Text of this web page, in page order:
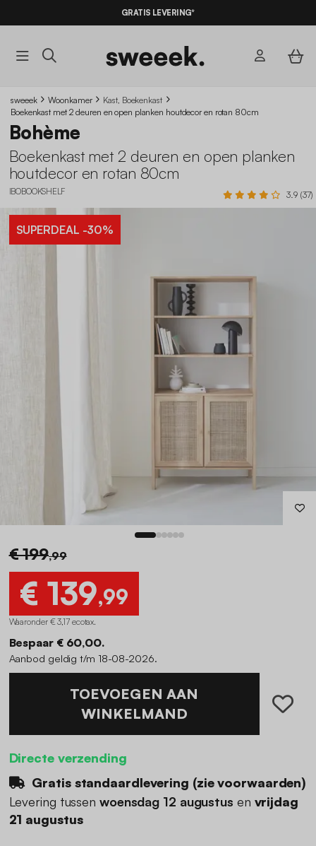
AANBIEDINGEN*MET DE CODE
GRATIS LEVERING*
sweeek Woonkamer
Kast, Boekenkast
Boekenkast met 2 deuren en open planken houtdecor en rotan 80cm
Bohème
Boekenkast met 2 deuren en open planken
houtdecor en rotan 80cm
IBOBOOKSHELF 3.9 (37)
SUPERDEAL -30%
€ 199,99
€ 139,99
Waaronder € 3,17 ecotax.
Bespaar € 60,00.
Aanbod geldig t/m 18-08-2026.
TOEVOEGEN AAN
WINKELMAND
Directe verzending
Gratis standaardlevering (zie voorwaarden)
Levering tussen woensdag 12 augustus en vrijdag
21 augustus